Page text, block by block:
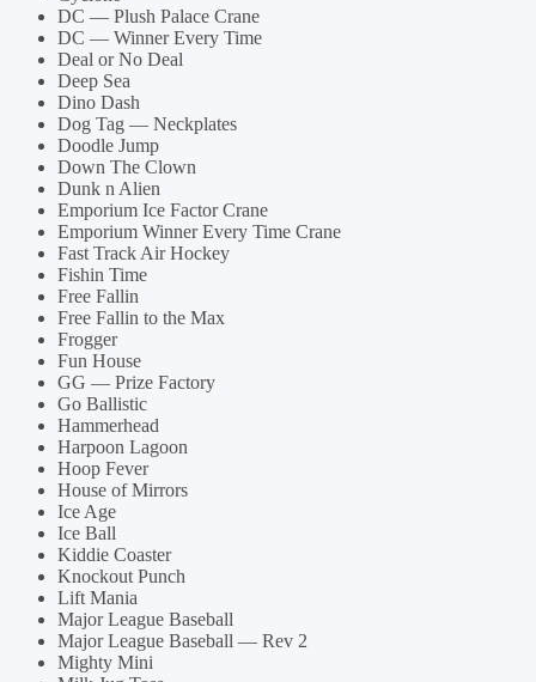
DC — Plush Palace Crane
DC — Winner Every Time
Deal or No Deal
Deep Sea
Dino Dash
Dog Tag — Neckplates
Doodle Jump
Down The Clown
Dunk n Alien
Emporium Ice Factor Crane
Emporium Winner Every Time Crane
Fast Track Air Hockey
Fishin Time
Free Fallin
Free Fallin to the Max
Frogger
Fun House
GG — Prize Factory
Go Ballistic
Hammerhead
Harpoon Lagoon
Hoop Fever
House of Mirrors
Ice Age
Ice Ball
Kiddie Coaster
Knockout Punch
Lift Mania
Major League Baseball
Major League Baseball — Rev 2
Mighty Mini